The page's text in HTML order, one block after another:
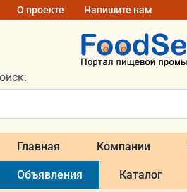
О проекте Напишите нам
Главная Компании
Объявления Каталог